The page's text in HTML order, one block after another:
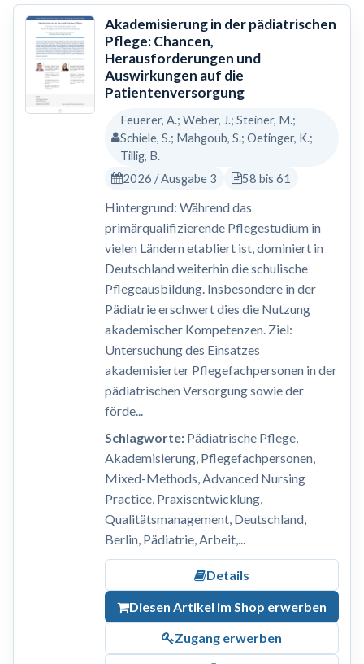
Akademisierung in der pädiatrischen
Pflege: Chancen,
Herausforderungen und
Auswirkungen auf die
Patientenversorgung
Feuerer, A.; Weber, J.; Steiner, M.;
Schiele, S.; Mahgoub, S.; Oetinger, K.;
Tillig, B.
2026 / Ausgabe 3
58 bis 61
Hintergrund: Während das
primärqualifizierende Pflegestudium in
vielen Ländern etabliert ist, dominiert in
Deutschland weiterhin die schulische
Pflegeausbildung. Insbesondere in der
Pädiatrie erschwert dies die Nutzung
akademischer Kompetenzen. Ziel:
Untersuchung des Einsatzes
akademisierter Pflegefachpersonen in der
pädiatrischen Versorgung sowie der
förde...
Schlagworte:Pädiatrische Pflege,
Akademisierung, Pflegefachpersonen,
Mixed-Methods, Advanced Nursing
Practice, Praxisentwicklung,
Qualitätsmanagement, Deutschland,
Berlin, Pädiatrie, Arbeit,...
Details
Diesen Artikel im Shop erwerben
Zugang erwerben